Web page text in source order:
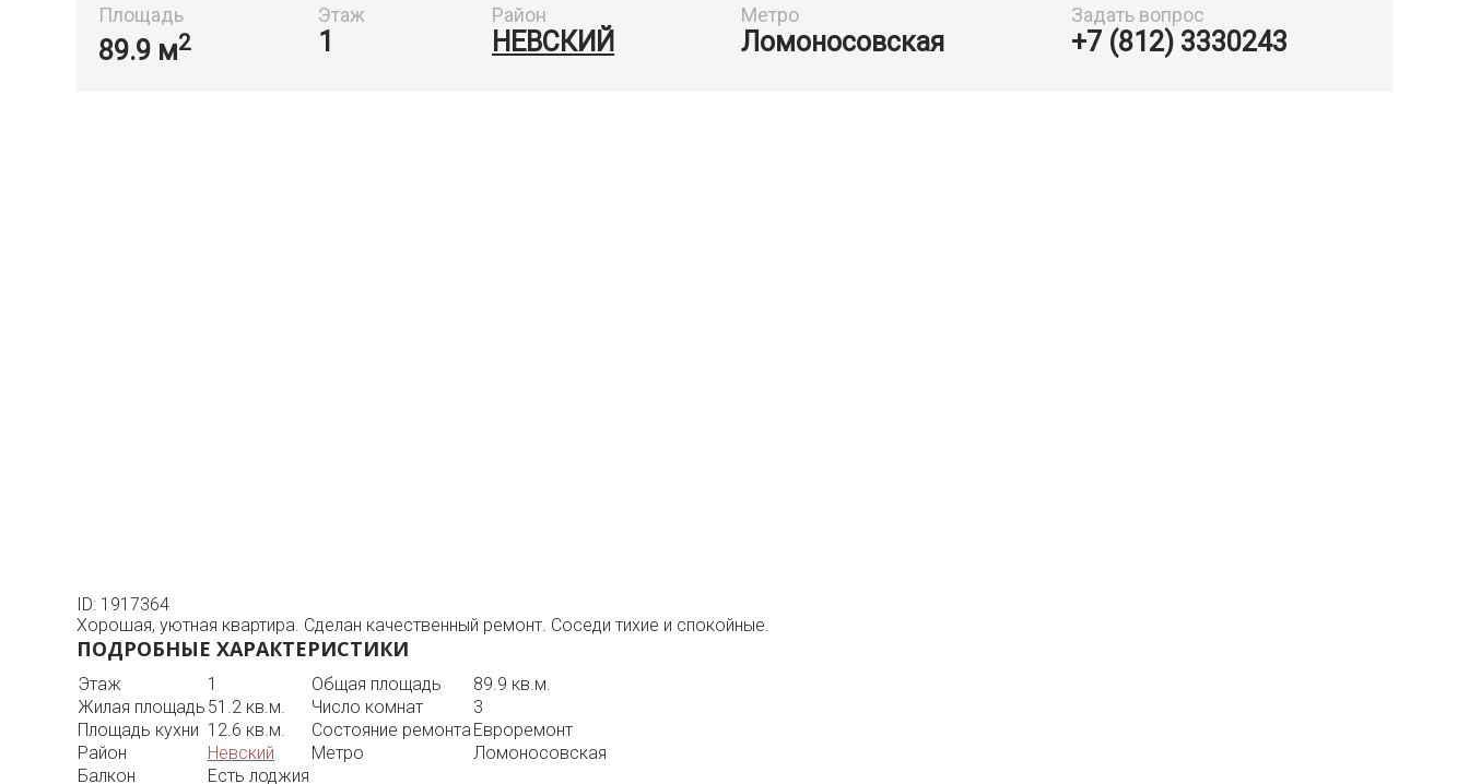
Площадь
89.9 м2
Этаж
1
Район
НЕВСКИЙ
Метро
Ломоносовская
Задать вопрос
+7 (812) 3330243
ID: 1917364
Хорошая, уютная квартира. Сделан качественный ремонт. Соседи тихие и спокойные.
ПОДРОБНЫЕ ХАРАКТЕРИСТИКИ
Этаж 1 Общая площадь
89.9 кв.м.
Жилая площадь 51.2 кв.м. Число комнат
3
Площадь кухни 12.6 кв.м. Состояние ремонтаЕвроремонт
Район
Невский Метро
Ломоносовская
Балкон
Есть лоджия